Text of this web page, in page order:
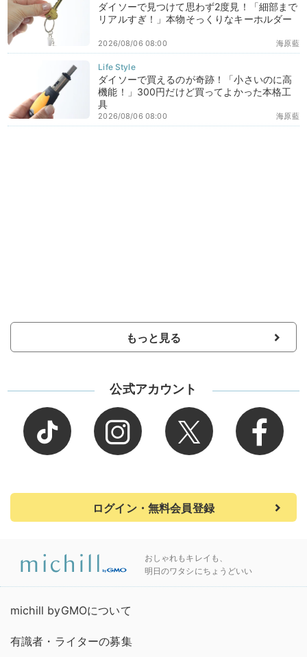
ダイソーで見つけて思わず2度見！「細部まで
リアルすぎ！」本物そっくりなキーホルダー
海原藍
2026/08/06 08:00
ダイソーで買えるのが奇跡！「小さいのに高
機能！」300円だけど買ってよかった本格工
具
海原藍
2026/08/06 08:00
もっと見る
公式アカウント
ログイン・無料会員登録
おしゃれもキレイも、
明日のワタシにちょうどいい
michill byGMOについて
有識者・ライターの募集